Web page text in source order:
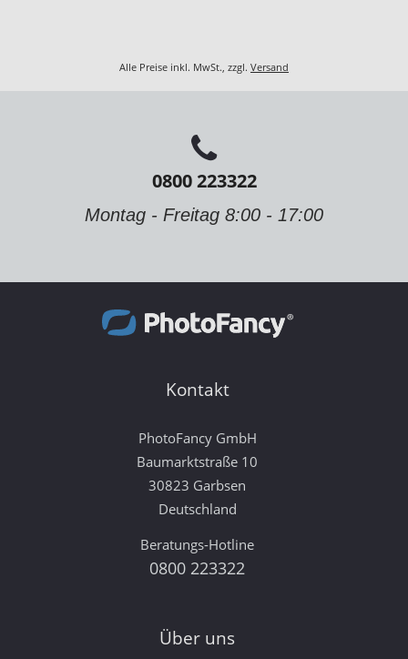
Alle Preise inkl. MwSt., zzgl. Versand
0800 223322
Montag - Freitag 8:00 - 17:00
Kontakt
PhotoFancy GmbH
Baumarktstraße 10
30823 Garbsen
Deutschland
Beratungs-Hotline
0800 223322
Über uns